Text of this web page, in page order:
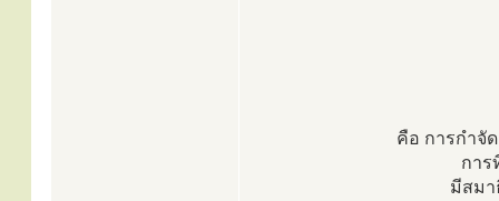
คือ การกำจั
การ
มีสม